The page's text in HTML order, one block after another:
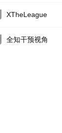
》第三弹，成员全
首都首尔。在节
XTheLeague
全知干预视角